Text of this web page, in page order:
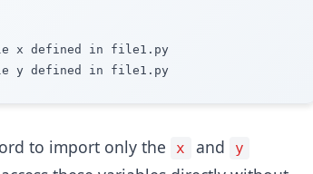
x defined in file1.py
to import only the x and y